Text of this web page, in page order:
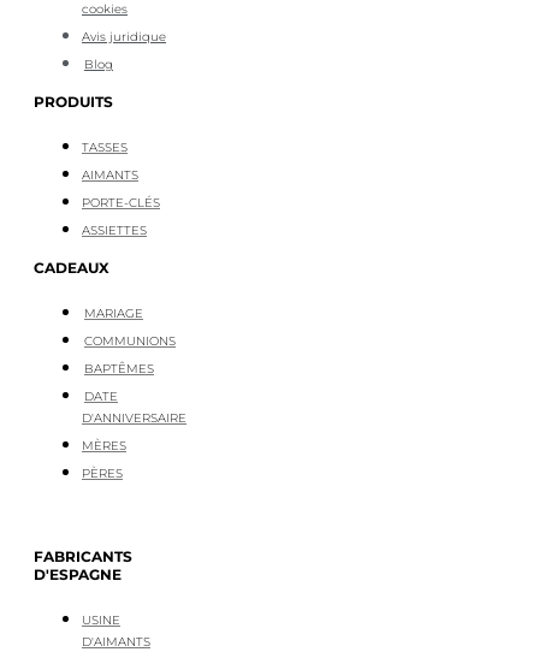
cookies
Avis juridique
Blog
PRODUITS
TASSES
AIMANTS
PORTE-CLÉS
ASSIETTES
CADEAUX
MARIAGE
COMMUNIONS
BAPTÊMES
DATE
D'ANNIVERSAIRE
MÈRES
PÈRES
FABRICANTS
D'ESPAGNE
USINE
D'AIMANTS